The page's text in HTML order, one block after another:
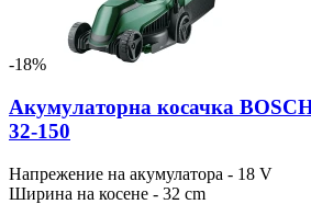
-18%
Акумулаторна косачка
32-150
Напрежение на акумулатора - 18 V
Ширина на косене - 32 cm